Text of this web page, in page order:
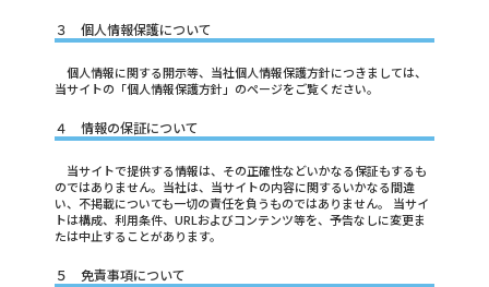
３ 個人情報保護について
個人情報に関する開示等、当社個人情報保護方針につきましては、
当サイトの「個人情報保護方針」のページをご覧ください。
４ 情報の保証について
当サイトで提供する情報は、その正確性などいかなる保証もするも
のではありません。当社は、当サイトの内容に関するいかなる間違
い、不掲載についても一切の責任を負うものではありません。 当サイ
トは構成、利用条件、URLおよびコンテンツ等を、予告なしに変更ま
たは中止することがあります。
５ 免責事項について